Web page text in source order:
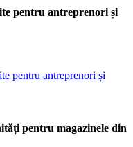
pentru antreprenori și
pentru magazinele din